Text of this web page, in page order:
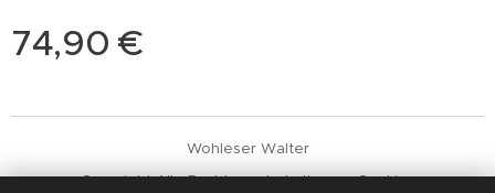
74,90 €
Wohleser Walter
Copyright Alle Rechte vorbehalten
Cookies